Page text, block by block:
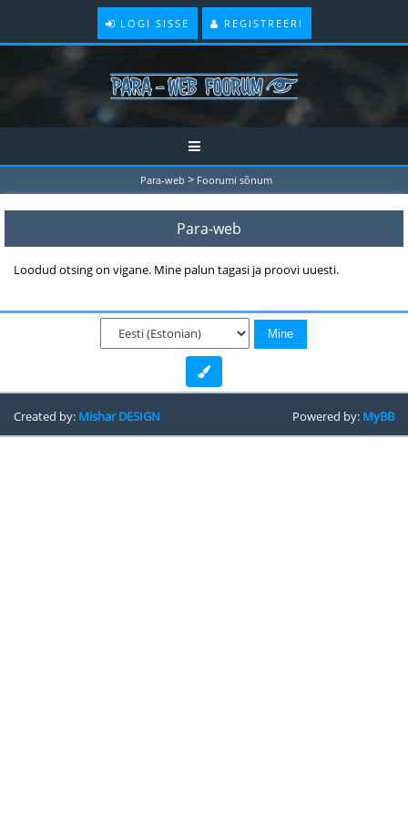
LOGI SISSE REGISTREERI
Para-web > Foorumi sõnum
Para-web
Loodud otsing on vigane. Mine palun tagasi ja proovi uuesti.
Created by: Mishar DESIGN Powered by: MyBB